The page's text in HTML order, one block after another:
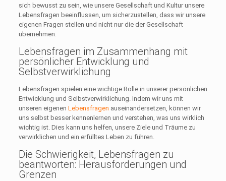
sich bewusst zu sein, wie unsere Gesellschaft und Kultur unsere
Lebensfragen beeinflussen, um sicherzustellen, dass wir unsere
eigenen Fragen stellen und nicht nur die der Gesellschaft
übernehmen.
Lebensfragen im Zusammenhang mit
persönlicher Entwicklung und
Selbstverwirklichung
Lebensfragen spielen eine wichtige Rolle in unserer persönlichen
Entwicklung und Selbstverwirklichung. Indem wir uns mit
unseren eigenen Lebensfragen auseinandersetzen, können wir
uns selbst besser kennenlernen und verstehen, was uns wirklich
wichtig ist. Dies kann uns helfen, unsere Ziele und Träume zu
verwirklichen und ein erfülltes Leben zu führen.
Die Schwierigkeit, Lebensfragen zu
beantworten: Herausforderungen und
Grenzen